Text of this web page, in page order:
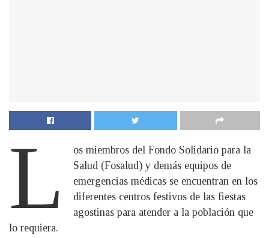
L
os miembros del Fondo Solidario para la
Salud (Fosalud) y demás equipos de
emergencias médicas se encuentran en los
diferentes centros festivos de las fiestas
agostinas para atender a la población que
lo requiera.